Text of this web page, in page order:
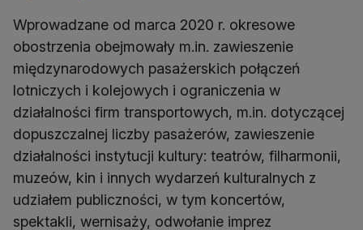
Wprowadzane od marca 2020 r. okresowe
obostrzenia obejmowały m.in. zawieszenie
międzynarodowych pasażerskich połączeń
lotniczych i kolejowych i ograniczenia w
działalności firm transportowych, m.in. dotyczącej
dopuszczalnej liczby pasażerów, zawieszenie
działalności instytucji kultury: teatrów, filharmonii,
muzeów, kin i innych wydarzeń kulturalnych z
udziałem publiczności, w tym koncertów,
spektakli, wernisaży, odwołanie imprez